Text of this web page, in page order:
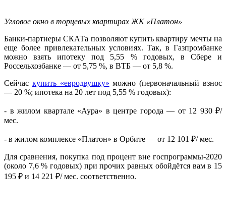
Угловое окно в торцевых квартирах ЖК «Платон»
Банки-партнеры СКАТа позволяют купить квартиру мечты на
еще более привлекательных условиях. Так, в Газпромбанке
можно взять ипотеку под 5,55 % годовых, в Сбере и
Россельхозбанке — от 5,75 %, в ВТБ — от 5,8 %.
Сейчас купить «евродвушку» можно (первоначальный взнос
— 20 %; ипотека на 20 лет под 5,55 % годовых):
- в жилом квартале «Аура» в центре города — от 12 930 ₽/
мес.
- в жилом комплексе «Платон» в Орбите — от 12 101 ₽/ мес.
Для сравнения, покупка под процент вне госпрограммы-2020
(около 7,6 % годовых) при прочих равных обойдётся вам в 15
195 ₽ и 14 221 ₽/ мес. соответственно.